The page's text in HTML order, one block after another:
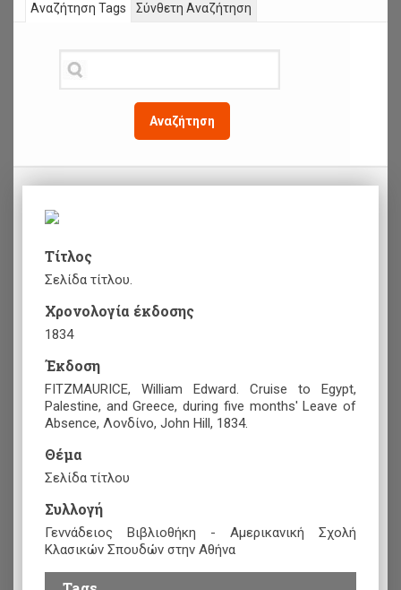
Αναζήτηση Tags
Αναζήτηση
Σύνθετη Αναζήτηση
Τίτλος
Σελίδα τίτλου.
Χρονολογία έκδοσης
1834
Έκδοση
FITZMAURICE, William Edward. Cruise to Egypt,
Palestine, and Greece, during five months' Leave of
Absence, Λονδίνο, John Hill, 1834.
Θέμα
Σελίδα τίτλου
Συλλογή
Γεννάδειος Βιβλιοθήκη - Αμερικανική Σχολή
Κλασικών Σπουδών στην Αθήνα